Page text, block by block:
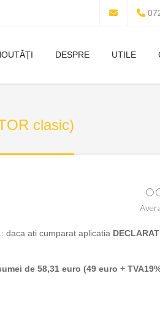
DESPRE UTILE
clasic)
daca ati cumparat aplicatia
de 58,31 euro (49 euro +